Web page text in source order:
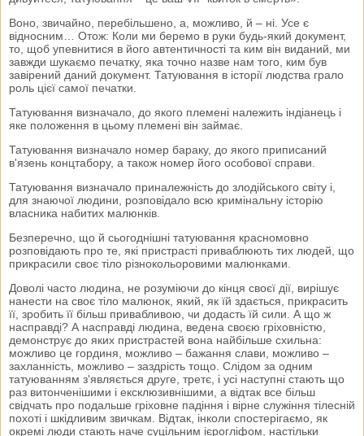
Воно, звичайно, перебільшено, а, можливо, й – ні. Усе є
відносним… Отож: Коли ми беремо в руки будь-який документ,
то, щоб упевнитися в його автентичності та ким він виданий, ми
завжди шукаємо печатку, яка точно назве нам того, ким був
завірений даний документ. Татуювання в історії людства грало
роль цієї самої печатки.
Татуювання визначало, до якого племені належить індіанець і
яке положення в цьому племені він займає.
Татуювання визначало номер бараку, до якого приписаний
в'язень концтабору, а також номер його особової справи.
Татуювання визначало приналежність до злодійського світу і,
для знаючої людини, розповідало всю кримінальну історію
власника набитих малюнків.
Безперечно, що й сьогоднішні татуювання красномовно
розповідають про те, які пристрасті приваблюють тих людей, що
прикрасили своє тіло різнокольоровими малюнками.
Доволі часто людина, не розуміючи до кінця своєї дії, вирішує
нанести на своє тіло малюнок, який, як їй здається, прикрасить
її, зробить її більш привабливою, чи додасть їй сили. А що ж
насправді? А насправді людина, ведена своєю гріховністю,
демонструє до яких пристрастей вона найбільше схильна:
можливо це гординя, можливо – бажання слави, можливо –
захланність, можливо – заздрість тощо. Слідом за одним
татуюванням з'являється друге, третє, і усі наступні стають що
раз витонченішими і ексклюзивнішими, а відтак все більш
свідчать про подальше гріховне падіння і вірне служіння тілесній
похоті і шкідливим звичкам. Відтак, інколи спостерігаємо, як
окремі люди стають наче суцільним ієрогліфом, настільки